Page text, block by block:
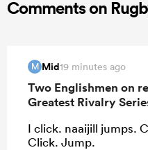
Comments on
M Mid19 minutes ago
Two Englishmen on
Greatest Rivalry
I click. naaijill jumps.
Click. Jump.